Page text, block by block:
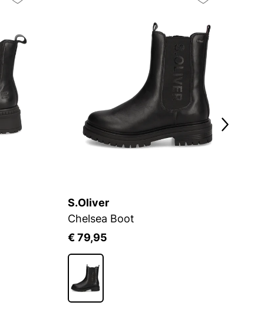
S.Oliver
Chelsea Boot
€ 79,95